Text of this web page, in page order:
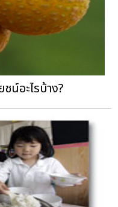
น์อะไรบ้าง?